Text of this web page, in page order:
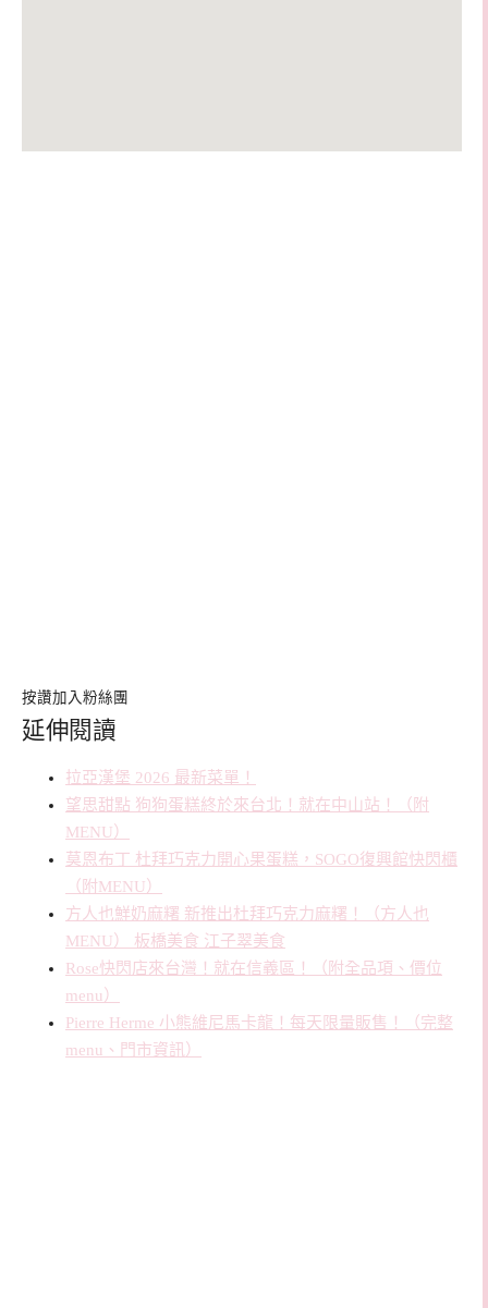
按讚加入粉絲團
延伸閱讀
拉亞漢堡 2026 最新菜單！
望思甜點 狗狗蛋糕終於來台北！就在中山站！（附
MENU）
莫恩布丁 杜拜巧克力開心果蛋糕，SOGO復興館快閃櫃
（附MENU）
方人也鮮奶麻糬 新推出杜拜巧克力麻糬！（方人也
MENU） 板橋美食 江子翠美食
Rose快閃店來台灣！就在信義區！（附全品項、價位
menu）
Pierre Herme 小熊維尼馬卡龍！每天限量販售！（完整
menu、門市資訊）